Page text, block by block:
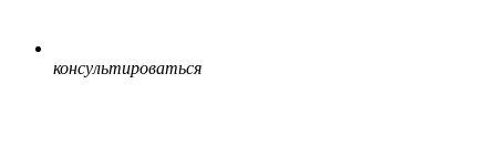
консультироваться